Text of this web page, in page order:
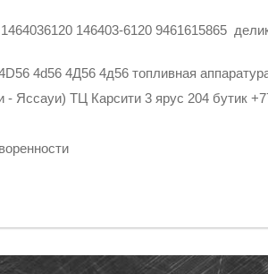
146403-6120 9461615865
4d56 4Д56 4д56 топливная
Яссауи) ТЦ Карсити 3 ярус 204 бутик
компаниями